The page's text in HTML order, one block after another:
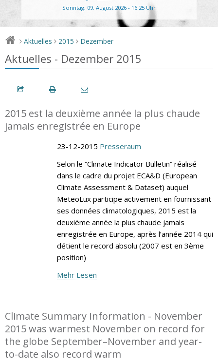
Sonntag, 09. August 2026 - 16:25 Uhr
> Aktuelles > 2015 > Dezember
Aktuelles - Dezember 2015
2015 est la deuxième année la plus chaude
jamais enregistrée en Europe
23-12-2015 Presseraum
Selon le “Climate Indicator Bulletin” réalisé
dans le cadre du projet ECA&D (European
Climate Assessment & Dataset) auquel
MeteoLux participe activement en fournissant
ses données climatologiques, 2015 est la
deuxième année la plus chaude jamais
enregistrée en Europe, après l’année 2014 qui
détient le record absolu (2007 est en 3ème
position)
Mehr Lesen
Climate Summary Information - November
2015 was warmest November on record for
the globe September–November and year-
to-date also record warm